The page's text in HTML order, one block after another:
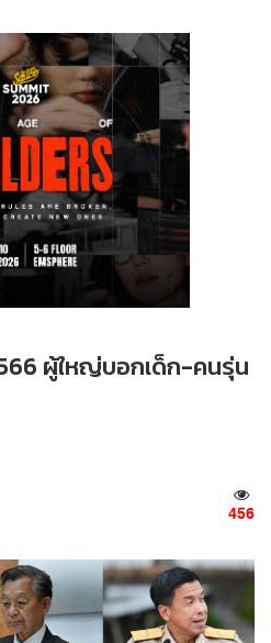
ผู้ใหญ่บอกเด็ก-คนรุ่น
456